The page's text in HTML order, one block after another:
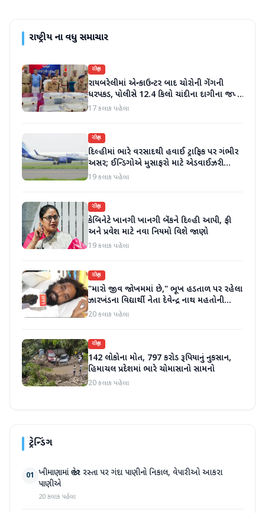
રાષ્ટ્રીયના વધુ સમાચાર
રાષ્ટ્રીય
રાયબરેલીમાં એન્કાઉન્ટર બાદ ચોરોની ગેંગની
ધરપકડ, પોલીસે 12.4 કિલો ચાંદીના દાગીના જપ્ત
કર્યા
17 કલાક પહેલા
રાષ્ટ્રીય
દિલ્હીમાં ભારે વરસાદથી હવાઈ ટ્રાફિક પર ગંભીર
અસર; ઈન્ડિગોએ મુસાફરો માટે એડવાઈઝરી
જાહેર કરી
19 કલાક પહેલા
રાષ્ટ્રીય
કેબિનેટે ખાનગી ખાનગી બેંકને દિલ્હી આપી, ફી
અને પ્રવેશ માટે નવા નિયમો વિશે જાણો
19 કલાક પહેલા
રાષ્ટ્રીય
"મારો જીવ જોખમમાં છે," ભૂખ હડતાળ પર રહેલા
ઝારખંડના વિદ્યાર્થી નેતા દેવેન્દ્ર નાથ મહતોની
તબિયત ખરાબ
20 કલાક પહેલા
રાષ્ટ્રીય
142 લોકોના મોત, 797 કરોડ રૂપિયાનું નુકસાન,
હિમાચલ પ્રદેશમાં ભારે ચોમાસાનો સામનો
20 કલાક પહેલા
ટ્રેન્ડિંગ
01 ખીમાણામાં જાહેર રસ્તા પર ગંદા પાણીનો નિકાલ, વેપારીઓ આકરા
પાણીએ
20 કલાક પહેલા